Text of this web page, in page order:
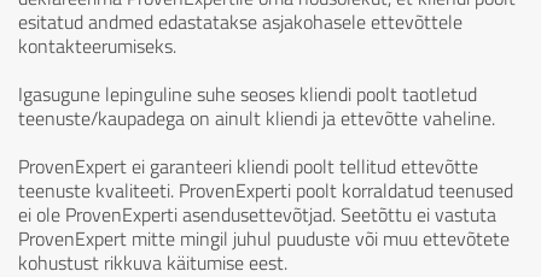
esitatud andmed edastatakse asjakohasele ettevõttele
kontakteerumiseks.
Igasugune lepinguline suhe seoses kliendi poolt taotletud
teenuste/kaupadega on ainult kliendi ja ettevõtte vaheline.
ProvenExpert ei garanteeri kliendi poolt tellitud ettevõtte
teenuste kvaliteeti. ProvenExperti poolt korraldatud teenused
ei ole ProvenExperti asendusettevõtjad. Seetõttu ei vastuta
ProvenExpert mitte mingil juhul puuduste või muu ettevõtete
kohustust rikkuva käitumise eest.